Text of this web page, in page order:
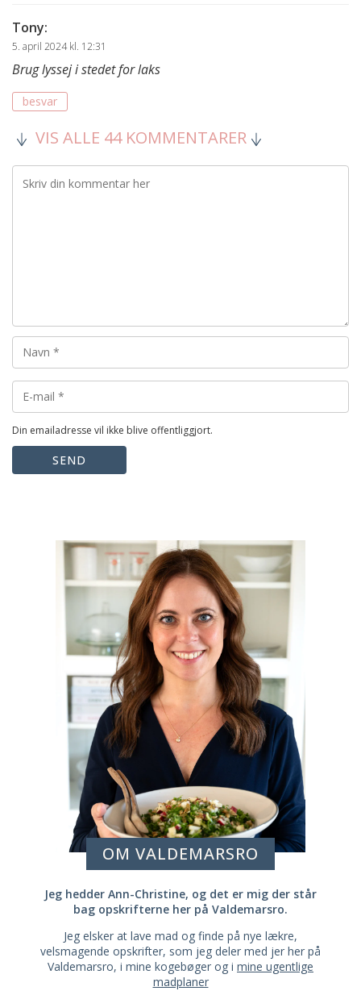
Tony:
5. april 2024 kl. 12:31
Brug lyssej i stedet for laks
besvar
VIS ALLE 44 KOMMENTARER
Din emailadresse vil ikke blive offentliggjort.
SEND
OM VALDEMARSRO
Jeg hedder Ann-Christine, og det er mig der står
bag opskrifterne her på Valdemarsro.
Jeg elsker at lave mad og finde på nye lækre,
velsmagende opskrifter, som jeg deler med jer her på
Valdemarsro, i mine kogebøger og i mine ugentlige
madplaner